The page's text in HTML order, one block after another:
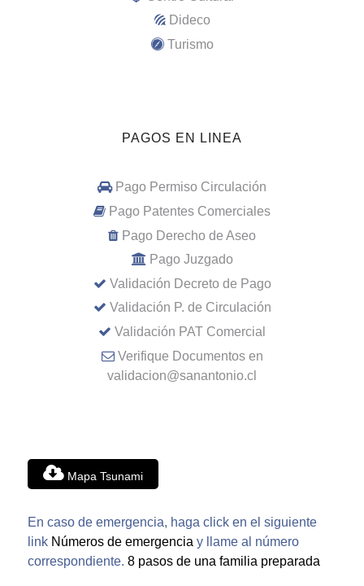
Dideco
Turismo
PAGOS EN LINEA
Pago Permiso Circulación
Pago Patentes Comerciales
Pago Derecho de Aseo
Pago Juzgado
Validación Decreto de Pago
Validación P. de Circulación
Validación PAT Comercial
Verifique Documentos en
validacion@sanantonio.cl
Mapa Tsunami
En caso de emergencia, haga click en el siguiente
link Números de emergencia y llame al número
correspondiente. 8 pasos de una familia preparada